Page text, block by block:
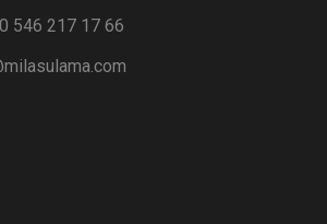
546 217 17 66